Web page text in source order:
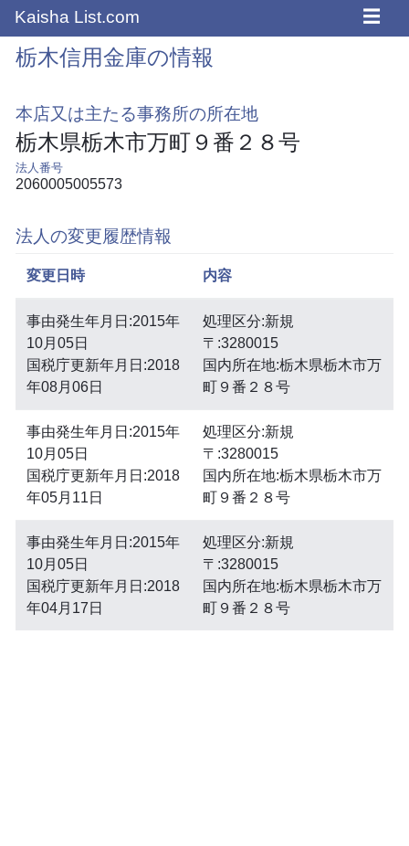
Kaisha List.com ☰
栃木信用金庫の情報
本店又は主たる事務所の所在地
栃木県栃木市万町９番２８号
法人番号
2060005005573
法人の変更履歴情報
変更日時 内容
事由発生年月日:2015年
10月05日
国税庁更新年月日:2018
年08月06日
処理区分:新規
〒:3280015
国内所在地:栃木県栃木市万
町９番２８号
事由発生年月日:2015年
10月05日
国税庁更新年月日:2018
年05月11日
処理区分:新規
〒:3280015
国内所在地:栃木県栃木市万
町９番２８号
事由発生年月日:2015年
10月05日
国税庁更新年月日:2018
年04月17日
処理区分:新規
〒:3280015
国内所在地:栃木県栃木市万
町９番２８号